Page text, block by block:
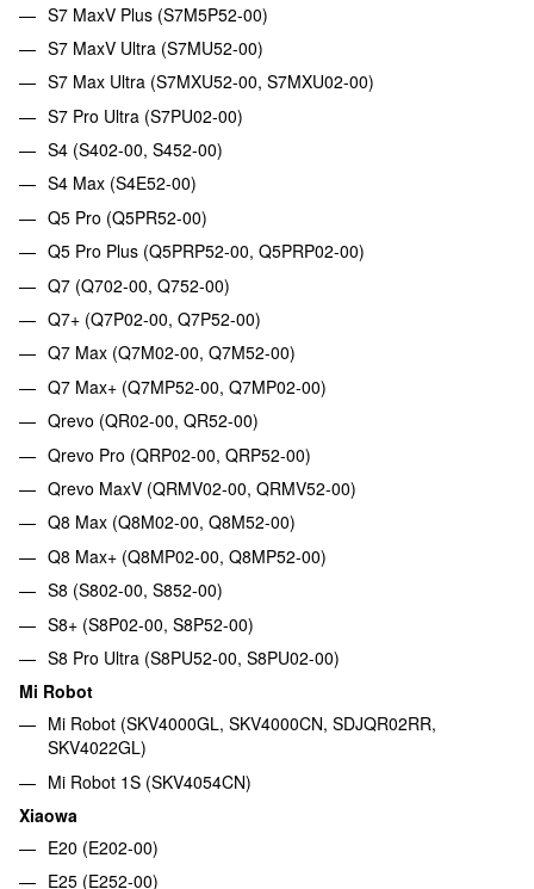
S7 MaxV Plus (S7M5P52-00)
S7 MaxV Ultra (S7MU52-00)
S7 Max Ultra (S7MXU52-00, S7MXU02-00)
S7 Pro Ultra (S7PU02-00)
S4 (S402-00, S452-00)
S4 Max (S4E52-00)
Q5 Pro (Q5PR52-00)
Q5 Pro Plus (Q5PRP52-00, Q5PRP02-00)
Q7 (Q702-00, Q752-00)
Q7+ (Q7P02-00, Q7P52-00)
Q7 Max (Q7M02-00, Q7M52-00)
Q7 Max+ (Q7MP52-00, Q7MP02-00)
Qrevo (QR02-00, QR52-00)
Qrevo Pro (QRP02-00, QRP52-00)
Qrevo MaxV (QRMV02-00, QRMV52-00)
Q8 Max (Q8M02-00, Q8M52-00)
Q8 Max+ (Q8MP02-00, Q8MP52-00)
S8 (S802-00, S852-00)
S8+ (S8P02-00, S8P52-00)
S8 Pro Ultra (S8PU52-00, S8PU02-00)
Mi Robot
Mi Robot (SKV4000GL, SKV4000CN, SDJQR02RR,
SKV4022GL)
Mi Robot 1S (SKV4054CN)
Xiaowa
E20 (E202-00)
E25 (E252-00)